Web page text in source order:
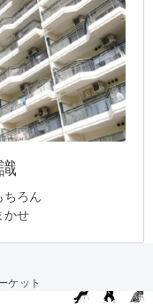
ちろん
かせ
ケット